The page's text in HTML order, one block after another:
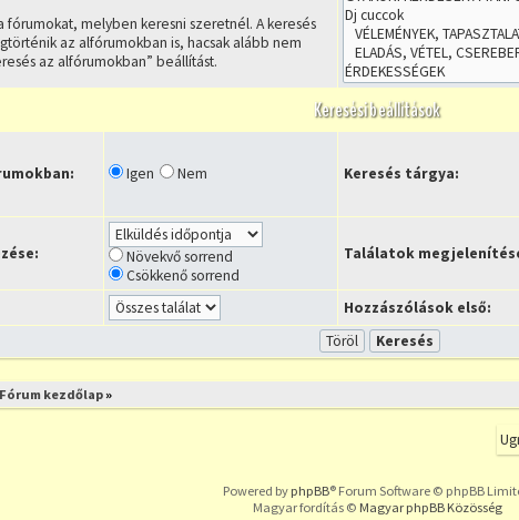
fórumokat, melyben keresni szeretnél. A keresés
az alfórumokban is, hacsak alább nem
az alfórumokban” beállítást.
Keresési beállítások
Igen Nem Keresés tárgya:
Növekvő sorrend
Csökkenő sorrend
Találatok
Hozzászólások első:
Fórum kezdőlap»
Powered by phpBB® Forum Software © phpBB
Magyar fordítás © Magyar phpBB Közösség